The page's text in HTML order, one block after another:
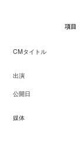
項目
CMタイトル
出演
公開日
媒体